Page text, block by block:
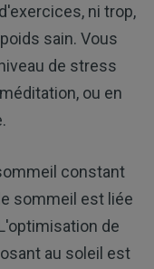
ni trop,
sain. Vous
de stress
ou en
constant
sommeil est liée
de
au soleil est